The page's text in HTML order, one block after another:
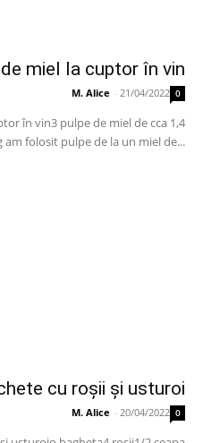
miel la cuptor în vin
M. Alice - 21/04/2022 0
în vin3 pulpe de miel de cca 1,4
am folosit pulpe de la un miel de...
cu roșii și usturoi
M. Alice - 20/04/2022 0